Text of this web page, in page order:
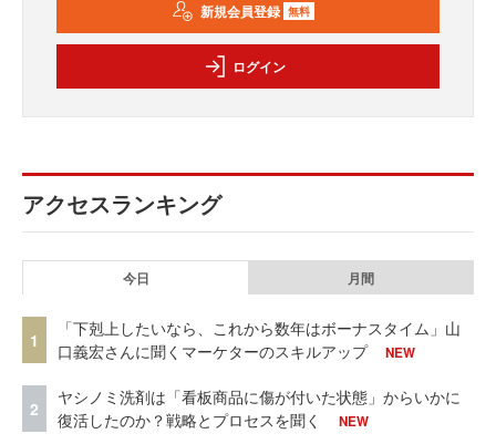
新規会員登録 無料
ログイン
アクセスランキング
今日 月間
1
「下剋上したいなら、これから数年はボーナスタイム」山
口義宏さんに聞くマーケターのスキルアップ
NEW
2
ヤシノミ洗剤は「看板商品に傷が付いた状態」からいかに
復活したのか？戦略とプロセスを聞く
NEW